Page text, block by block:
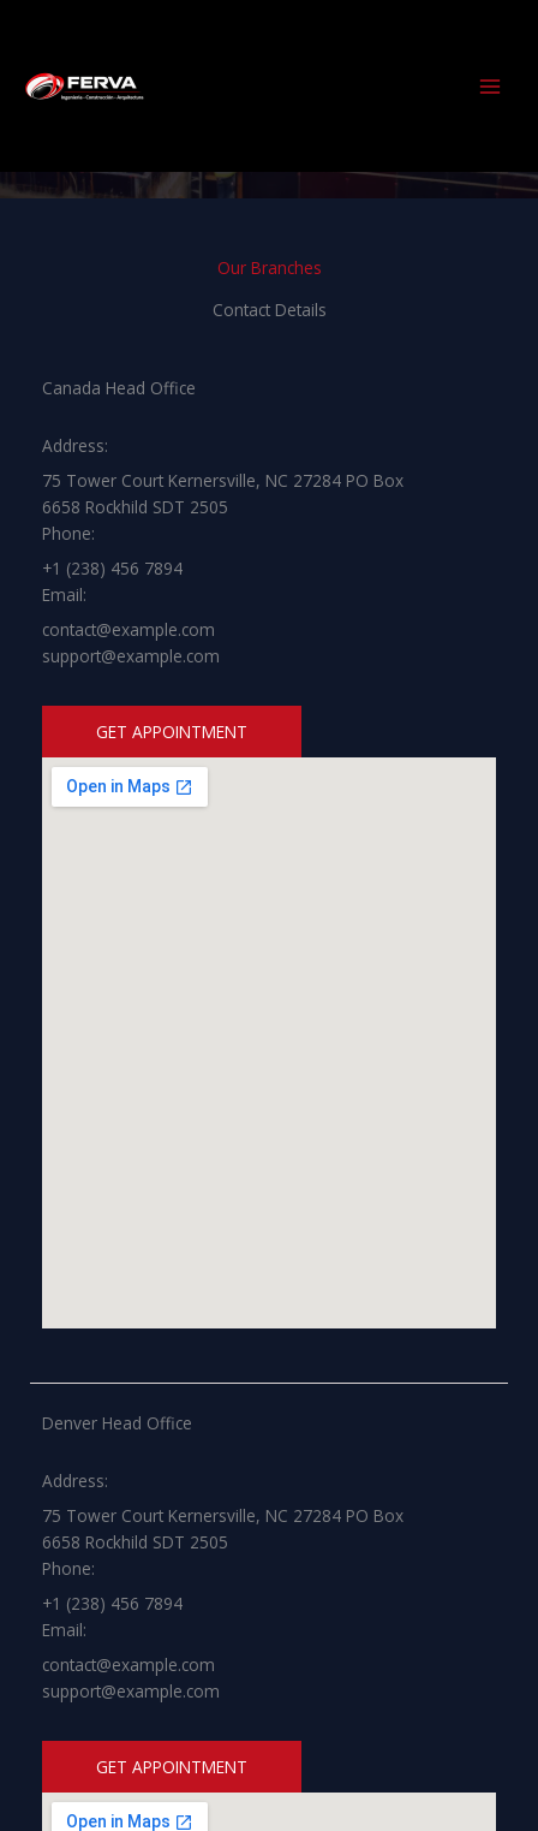
Our Branches
Contact Details
Canada Head Office
Address:
75 Tower Court Kernersville, NC 27284 PO Box
6658 Rockhild SDT 2505
Phone:
+1 (238) 456 7894
Email:
contact@example.com
support@example.com
GET APPOINTMENT
Denver Head Office
Address:
75 Tower Court Kernersville, NC 27284 PO Box
6658 Rockhild SDT 2505
Phone:
+1 (238) 456 7894
Email:
contact@example.com
support@example.com
GET APPOINTMENT